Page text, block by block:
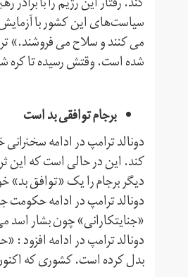
سیاست‌های این کشور با
می کنند و سلاح می فروشند.»
شده است. وقتش رسیده تا کره
برجام توافقی بد است
دونالد ترامپ در ادامه
کند. این در حالی است که این
دیگر برجام را یک «توافق
دونالد ترامپ در ادامه
«جنایتکارانی» چون بشار اسد
دونالد ترامپ در ادامه
بدل کرده است. کشوری که